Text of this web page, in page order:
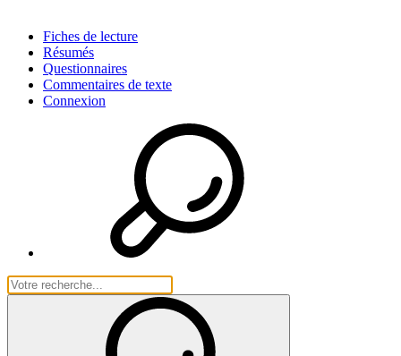
Fiches de lecture
Résumés
Questionnaires
Commentaires de texte
Connexion